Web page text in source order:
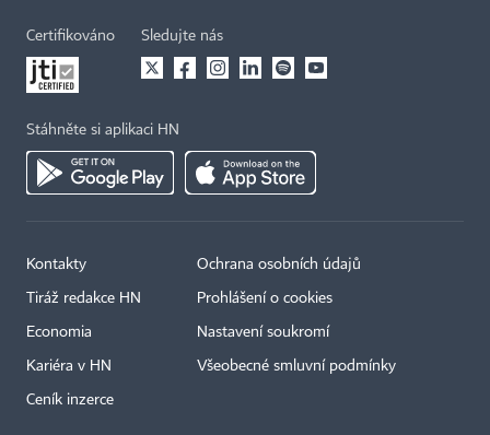
Certifikováno Sledujte nás
Stáhněte si aplikaci HN
Kontakty
Tiráž redakce HN
Economia
Kariéra v HN
Ceník inzerce
Ochrana osobních údajů
Prohlášení o cookies
Nastavení soukromí
Všeobecné smluvní podmínky